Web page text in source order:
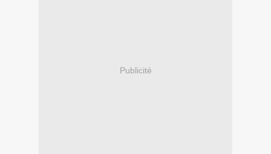
Publicité